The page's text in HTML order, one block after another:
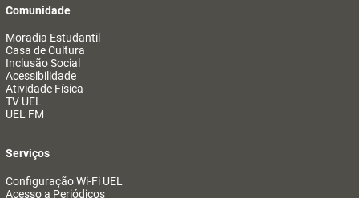
Comunidade
Moradia Estudantil
Casa de Cultura
Inclusão Social
Acessibilidade
Atividade Física
TV UEL
UEL FM
Serviços
Configuração Wi-Fi UEL
Acesso a Periódicos